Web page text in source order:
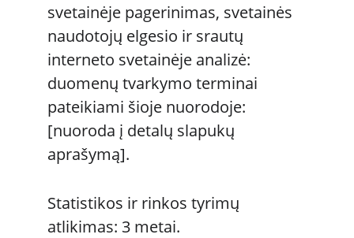
svetainėje pagerinimas, svetainės
naudotojų elgesio ir srautų
interneto svetainėje analizė:
duomenų tvarkymo terminai
pateikiami šioje nuorodoje:
[nuoroda į detalų slapukų
aprašymą].
Statistikos ir rinkos tyrimų
atlikimas: 3 metai.